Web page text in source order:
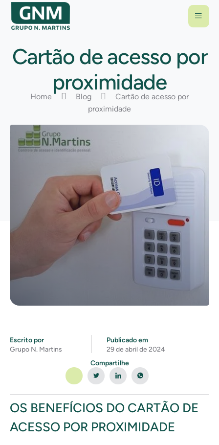
Cartão de acesso por
proximidade
Home Blog
Cartão de acesso por
proximidade
Escrito por
Grupo N. Martins
Publicado em
29 de abril de 2024
Compartilhe
OS BENEFÍCIOS DO CARTÃO DE
ACESSO POR PROXIMIDADE